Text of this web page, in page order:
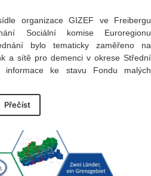
organizace GIZEF ve Freibergu
Sociální komise Euroregionu
bylo tematicky zaměřeno na
a sítě pro demenci v okrese Střední
ke stavu Fondu malých
Přečíst